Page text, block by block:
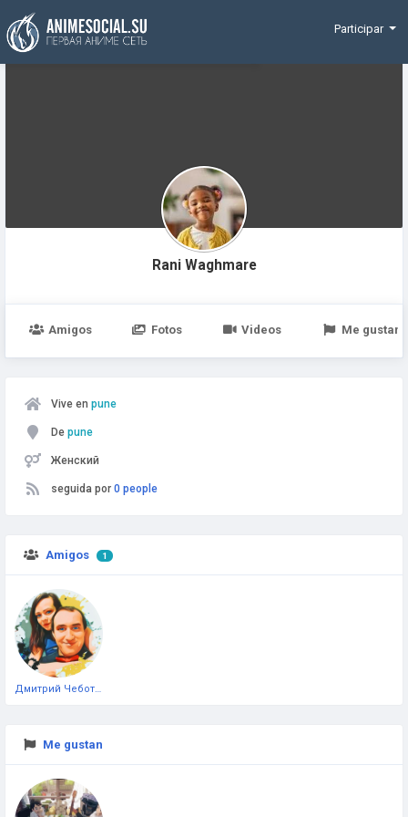
Funding
Participar
Rani Waghmare
Amigos Fotos Videos Me gustan
Vive en pune
De pune
Женский
seguida por 0 people
Amigos 1
Me gustan